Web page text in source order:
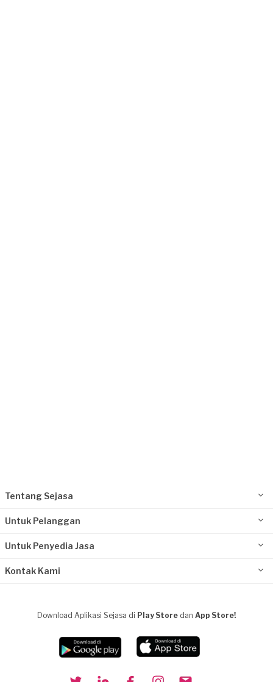
Tentang Sejasa
Untuk Pelanggan
Untuk Penyedia Jasa
Kontak Kami
Download Aplikasi Sejasa di Play Store dan App Store!